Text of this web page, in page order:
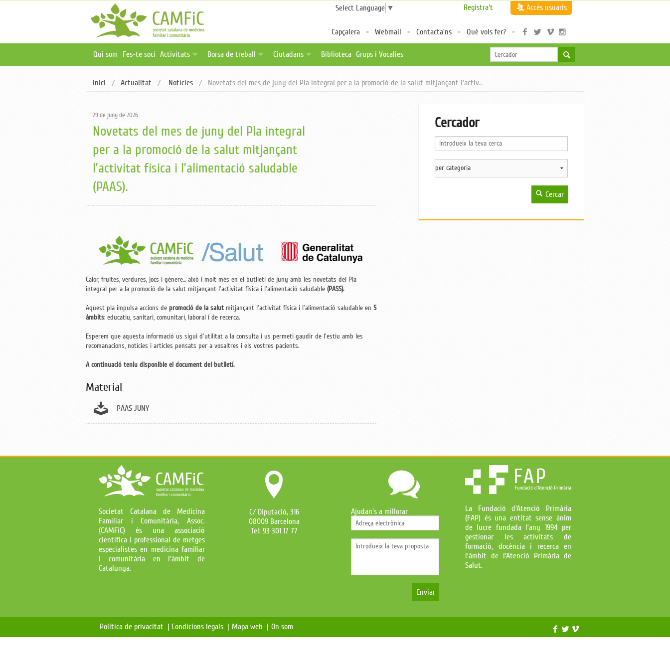
Select Language ▼ Registra't Accés usuaris
Capçalera Webmail Contacta'ns Què vols fer?
Qui som Fes-te soci Activitats
Activitats online i a distància
Borsa de treball
Ciutadans
Associacions de pacients
Biblioteca Grups i Vocalies
Inici Actualitat Notícies Novetats del mes de juny del Pla integral per a la promoció de la salut mitjançant l’activ..
29 de juny de 2026
Novetats del mes de juny del Pla integral
per a la promoció de la salut mitjançant
l’activitat física i l’alimentació saludable
(PAAS).
Calor, fruites, verdures, jocs i gènere... això i molt més en el butlletí de juny amb les novetats del Pla
integral per a la promoció de la salut mitjançant l'activitat física i l'alimentació saludable (PASS).
Aquest pla impulsa accions de promoció de la salut mitjançant l'activitat física i l'alimentació saludable en 5
àmbits: educatiu, sanitari, comunitari, laboral i de recerca.
Esperem que aquesta informació us sigui d'utilitat a la consulta i us permeti gaudir de l'estiu amb les
recomanacions, notícies i articles pensats per a vosaltres i els vostres pacients.
A continuació teniu disponible el document del butlletí.
Material
PAAS JUNY
Cercador
Cercar
Societat Catalana de Medicina
Familiar i Comunitària, Assoc.
(CAMFiC) és una associació
científica i professional de metges
especialistes en medicina familiar
i comunitària en l'àmbit de
Catalunya.
C/ Diputació, 316
08009 Barcelona
Tel: 93 301 17 77
Ajudan's a millorar
Enviar
La Fundació d'Atenció Primària
(FAP) és una entitat sense ànim
de lucre fundada l’any 1994 per
gestionar les activitats de
formació, docència i recerca en
l’àmbit de l’Atenció Primària de
Salut.
Política de privacitat | Condicions legals | Mapa web | On som